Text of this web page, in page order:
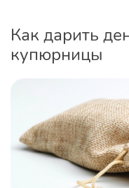
Как дарить
купюрницы